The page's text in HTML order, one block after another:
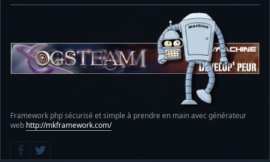
Framework php sécurisé et simple à prendre en main avec générateur
web http://mkframework.com/